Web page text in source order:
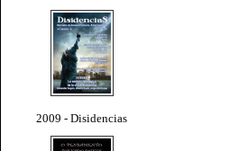
2009 - Disidencias